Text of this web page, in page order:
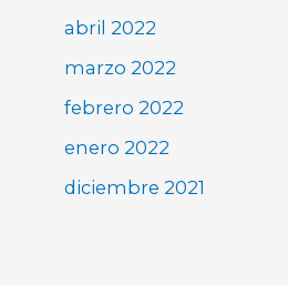
abril 2022
marzo 2022
febrero 2022
enero 2022
diciembre 2021